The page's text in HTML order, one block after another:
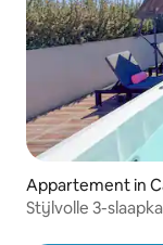
Appartement in
Stijlvolle 3-